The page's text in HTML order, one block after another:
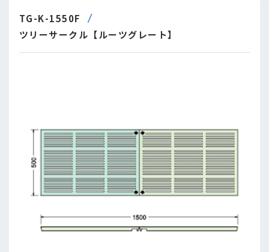
TG-K-1550F
ツリーサークル【ルーツグレート】